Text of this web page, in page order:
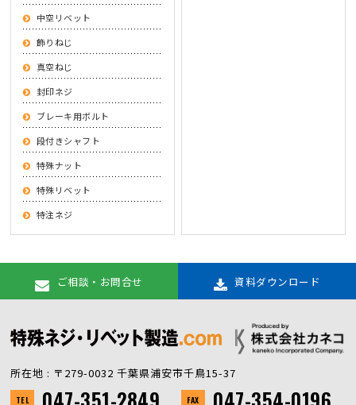
中空リベット
飾りねじ
真空ねじ
封印ネジ
ブレーキ用ボルト
段付きシャフト
特殊ナット
特殊リベット
特注ネジ
ご相談・お問合せ 資料ダウンロード
所在地 : 〒279-0032 千葉県浦安市千鳥15-37
TEL FAX